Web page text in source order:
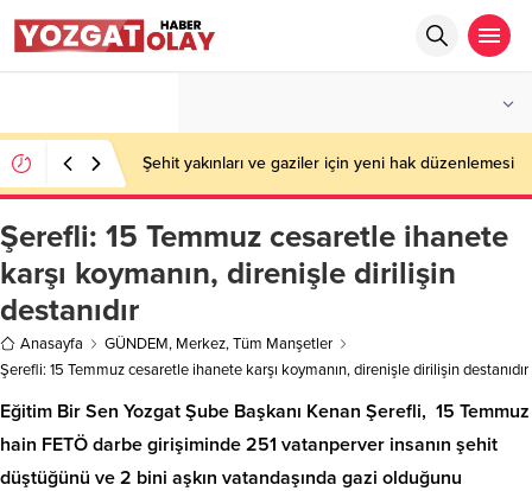
Şehit yakınları ve gaziler için yeni hak düzenlemesi
Şerefli: 15 Temmuz cesaretle ihanete
karşı koymanın, direnişle dirilişin
destanıdır
Anasayfa GÜNDEM, Merkez,Tüm Manşetler
Şerefli: 15 Temmuz cesaretle ihanete karşı koymanın, direnişle dirilişin destanıdır
Eğitim Bir Sen Yozgat Şube Başkanı Kenan Şerefli, 15 Temmuz
hain FETÖ darbe girişiminde 251 vatanperver insanın şehit
düştüğünü ve 2 bini aşkın vatandaşında gazi olduğunu